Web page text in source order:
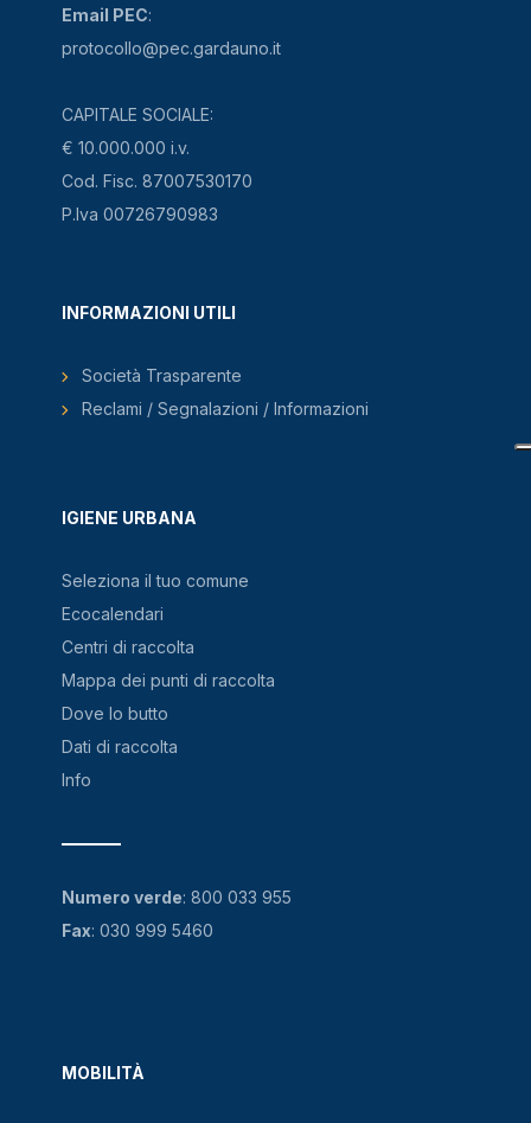
Email PEC:
protocollo@pec.gardauno.it
CAPITALE SOCIALE:
€ 10.000.000 i.v.
Cod. Fisc. 87007530170
P.Iva 00726790983
IGIENE URBANA
Seleziona il tuo comune
Ecocalendari
Centri di raccolta
Mappa dei punti di raccolta
Dove lo butto
Dati di raccolta
Info
MOBILITÀ
INFORMAZIONI UTILI
Società Trasparente
Reclami / Segnalazioni / Informazioni
Numero verde: 800 033 955
Fax: 030 999 5460